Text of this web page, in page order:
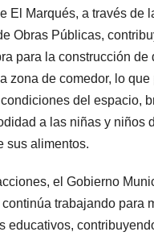
El Marqués, a través de
Obras Públicas,
para la construcción de
zona de comedor, lo que
del espacio,
a las niñas y niños
sus alimentos.
el Gobierno
continúa trabajando para
educativos,